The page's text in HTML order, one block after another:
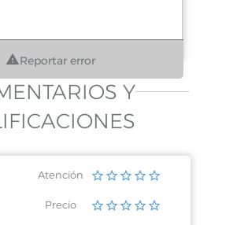
Reportar error
Y
Atención
Precio